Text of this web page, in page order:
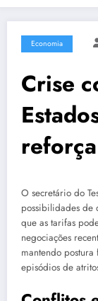
Economia
Crise
O secretário do
possibilidades de
que as tarifas
negociações
mantendo
episódios de